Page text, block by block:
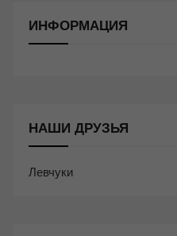
ИНФОРМАЦИЯ
НАШИ ДРУЗЬЯ
Левчуки